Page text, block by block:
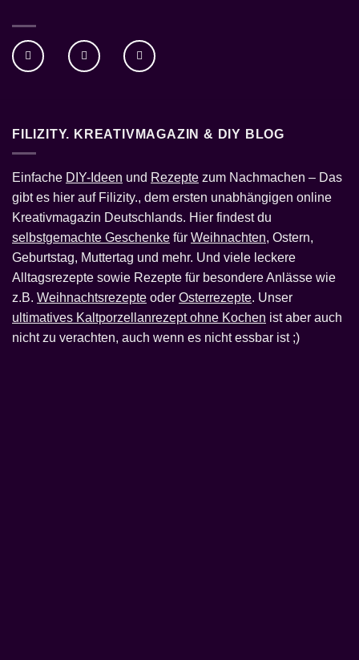
FILIZITY. KREATIVMAGAZIN & DIY BLOG
Einfache DIY-Ideen und Rezepte zum Nachmachen – Das
gibt es hier auf Filizity., dem ersten unabhängigen online
Kreativmagazin Deutschlands. Hier findest du
selbstgemachte Geschenke für Weihnachten, Ostern,
Geburtstag, Muttertag und mehr. Und viele leckere
Alltagsrezepte sowie Rezepte für besondere Anlässe wie
z.B. Weihnachtsrezepte oder Osterrezepte. Unser
ultimatives Kaltporzellanrezept ohne Kochen ist aber auch
nicht zu verachten, auch wenn es nicht essbar ist ;)